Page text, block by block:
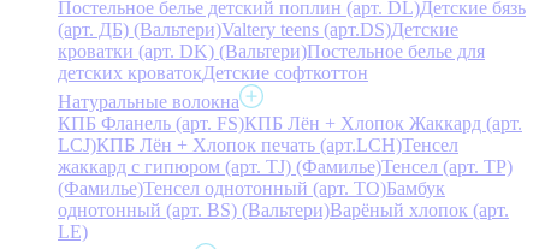
Постельное белье детский поплин (арт. DL)Детские бязь
(арт. ДБ) (Вальтери)Valtery teens (арт.DS)Детские
кроватки (арт. DK) (Вальтери)Постельное белье для
детских кроватокДетские софткоттон
Натуральные волокна
КПБ Фланель (арт. FS)КПБ Лён + Хлопок Жаккард (арт.
LCJ)КПБ Лён + Хлопок печать (арт.LCH)Тенсел
жаккард с гипюром (арт. TJ) (Фамилье)Тенсел (арт. ТР)
(Фамилье)Тенсел однотонный (арт. TO)Бамбук
однотонный (арт. BS) (Вальтери)Варёный хлопок (арт.
LE)